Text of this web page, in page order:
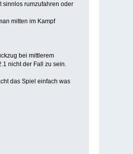
sinnlos rumzufahren oder
mitten im Kampf
bei mittlerem
nicht der Fall zu sein.
das Spiel einfach was